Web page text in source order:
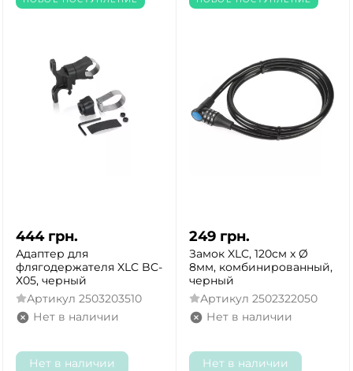
444 грн.
Адаптер для
флягодержателя XLC BC-
Х05, черный
Артикул 2503203510
Нет в наличии
Нет в наличии
249 грн.
Замок XLC, 120см x Ø
8мм, комбинированный,
черный
Артикул 2502322050
Нет в наличии
Нет в наличии